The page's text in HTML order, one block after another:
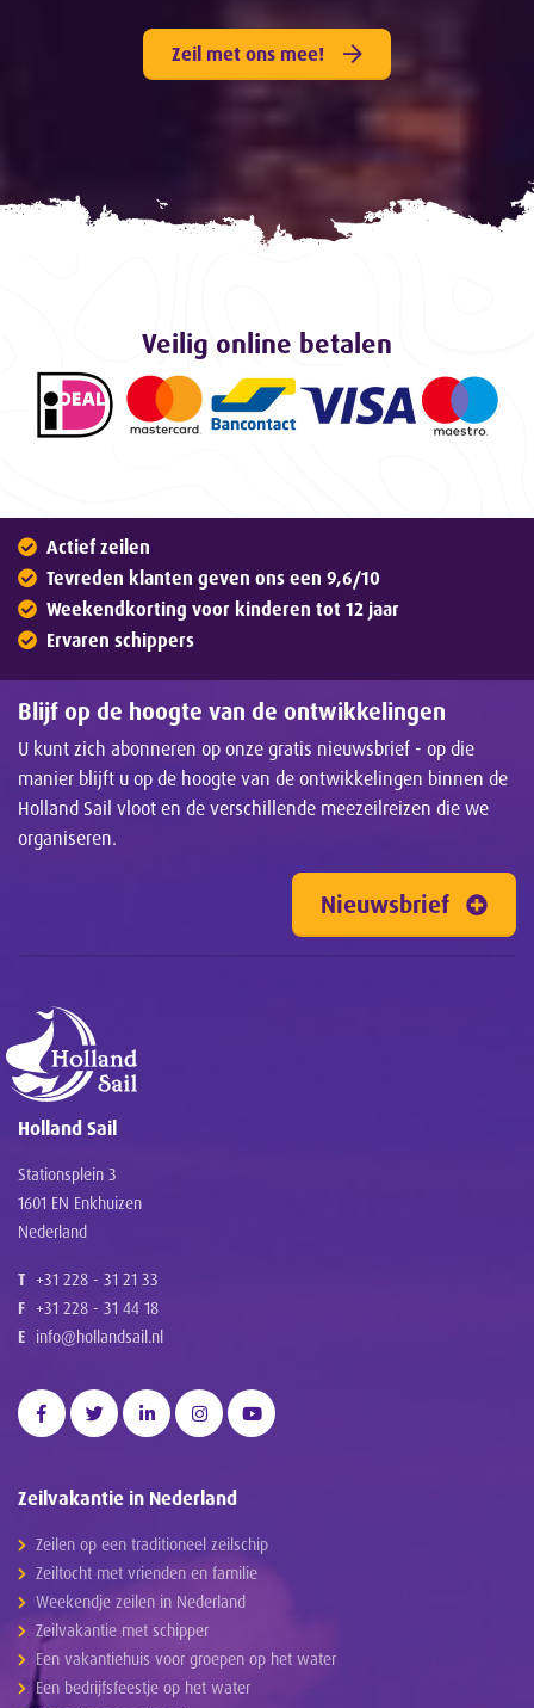
Zeil met ons mee!
Veilig online betalen
Actief zeilen
Tevreden klanten geven ons een 9,6/10
Weekendkorting voor kinderen tot 12 jaar
Ervaren schippers
Blijf op de hoogte van de ontwikkelingen
U kunt zich abonneren op onze gratis nieuwsbrief - op die
manier blijft u op de hoogte van de ontwikkelingen binnen de
Holland Sail vloot en de verschillende meezeilreizen die we
organiseren.
Nieuwsbrief
Holland Sail
Stationsplein 3
1601 EN Enkhuizen
Nederland
T +31 228 - 31 21 33
F +31 228 - 31 44 18
E info@hollandsail.nl
Zeilvakantie in Nederland
Zeilen op een traditioneel zeilschip
Zeiltocht met vrienden en familie
Weekendje zeilen in Nederland
Zeilvakantie met schipper
Een vakantiehuis voor groepen op het water
Een bedrijfsfeestje op het water